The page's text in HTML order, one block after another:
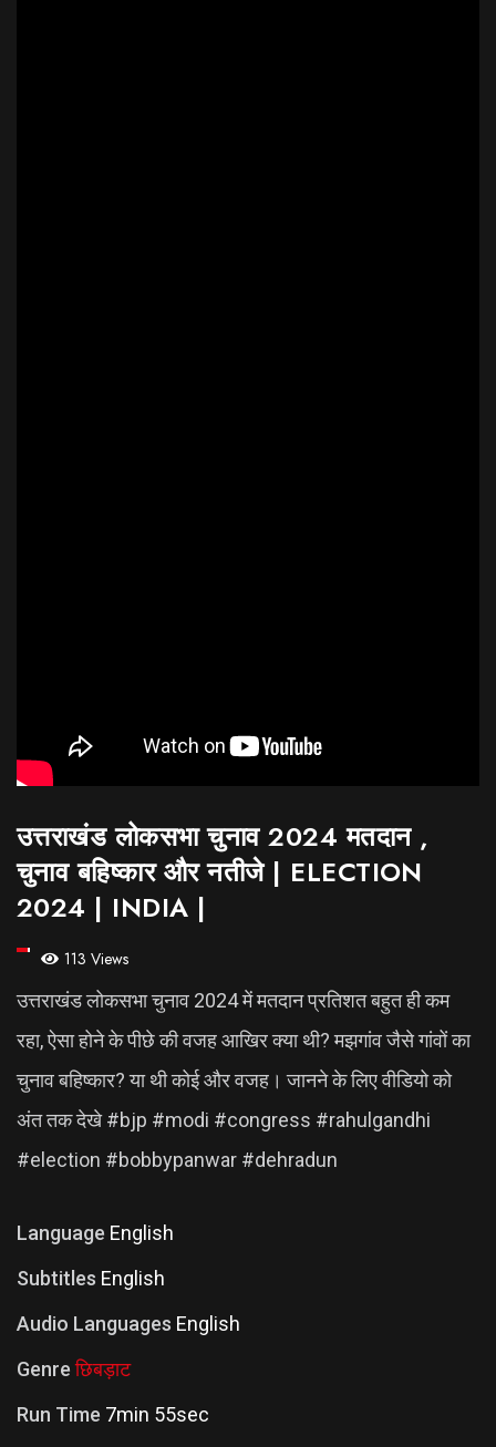
उत्तराखंड लोकसभा चुनाव 2024 मतदान ,
चुनाव बहिष्कार और नतीजे | ELECTION
2024 | INDIA |
113 Views
उत्तराखंड लोकसभा चुनाव 2024 में मतदान प्रतिशत बहुत ही कम
रहा, ऐसा होने के पीछे की वजह आखिर क्या थी? मझगांव जैसे गांवों का
चुनाव बहिष्कार? या थी कोई और वजह। जानने के लिए वीडियो को
अंत तक देखे #bjp #modi #congress #rahulgandhi
#election #bobbypanwar #dehradun
Language English
Subtitles English
Audio Languages English
Genre छिबड़ाट
Run Time 7min 55sec